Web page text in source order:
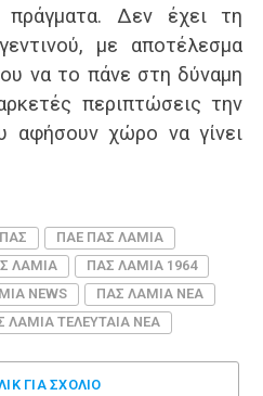
Δεν έχει τη
με αποτέλεσμα
να το πάνε στη δύναμη
περιπτώσεις την
αφήσουν χώρο να γίνει
ΠΑΕ ΠΑΣ ΛΑΜΙΑ
ΛΑΜΙΑ
ΠΑΣ ΛΑΜΙΑ 1964
NEWS
ΠΑΣ ΛΑΜΙΑ ΝΕΑ
ΛΑΜΙΑ ΤΕΛΕΥΤΑΙΑ ΝΕΑ
ΓΙΑ ΣΧΌΛΙΟ